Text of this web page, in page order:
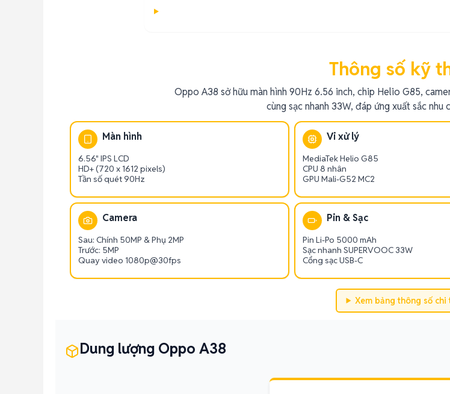
Thông số kỹ
Oppo A38 sở hữu màn hình 90Hz 6.56 inch, chip Helio G85,
cùng sạc nhanh 33W, đáp ứng xuất sắc nhu
Màn hình
6.56" IPS LCD
HD+ (720 x 1612 pixels)
Tần số quét 90Hz
Vi xử lý
MediaTek Helio G85
CPU 8 nhân
GPU Mali-G52 MC2
Camera
Sau: Chính 50MP & Phụ 2MP
Trước: 5MP
Quay video 1080p@30fps
Pin & Sạc
Pin Li-Po 5000 mAh
Sạc nhanh SUPERVOOC 33W
Cổng sạc USB-C
Xem bảng thông số chi
Dung lượng Oppo A38